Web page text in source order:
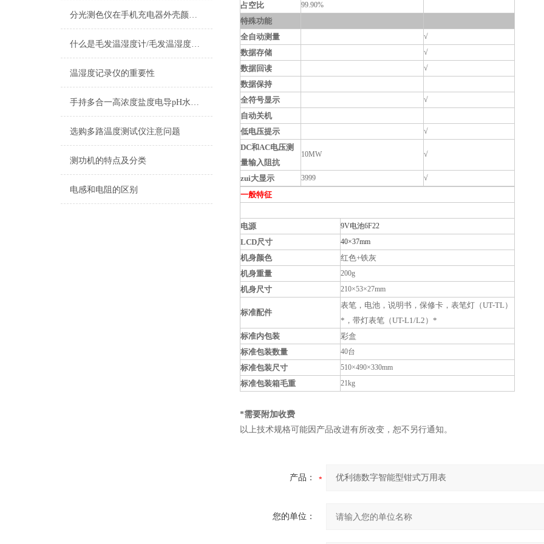
分光测色仪在手机充电器外壳颜色测量上的应用
什么是毛发温湿度计/毛发温湿度计的定义及用途
温湿度记录仪的重要性
手持多合一高浓度盐度电导pH水质检测笔
选购多路温度测试仪注意问题
测功机的特点及分类
电感和电阻的区别
占空比 99.90%
特殊功能
全自动测量
√
数据存储 √
数据回读 √
数据保持
全符号显示
√
自动关机
低电压提示
√
DC和AC电压测
量输入阻抗
10MW √
zui大显示 3999 √
一般特征
电源 9V电池6F22
LCD尺寸 40×37mm
机身颜色
红色+铁灰
机身重量
200g
机身尺寸 210×53×27mm
标准配件
表笔，电池，说明书，保修卡，表笔灯（UT-TL）
*，带灯表笔（UT-L1/L2）*
标准内包装
彩盒
标准包装数量
40台
标准包装尺寸 510×490×330mm
标准包装箱毛重 21kg
*需要附加收费
以上技术规格可能因产品改进有所改变，恕不另行通知。
产品：
您的单位：